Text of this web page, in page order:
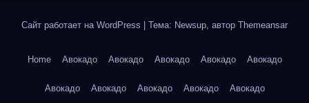
Сайт работает на WordPress Тема: Newsup, автор Themeansar
Home Авокадо Авокадо Авокадо Авокадо Авокадо
Авокадо Авокадо Авокадо Авокадо Авокадо